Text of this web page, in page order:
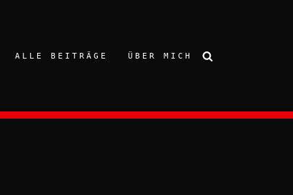
ALLE BEITRÄGE ÜBER MICH